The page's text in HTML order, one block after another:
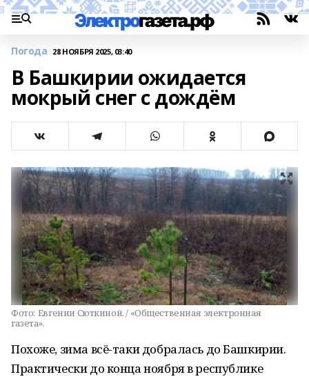
Погода 28 НОЯБРЯ 2025, 03:40
В Башкирии ожидается
мокрый снег с дождём
Фото: Евгении Сюткиной. / «Общественная электронная
газета».
Похоже, зима всё-таки добралась до Башкирии.
Практически до конца ноября в республике